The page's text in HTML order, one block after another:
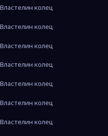
колец
колец
колец
колец
колец
колец
колец